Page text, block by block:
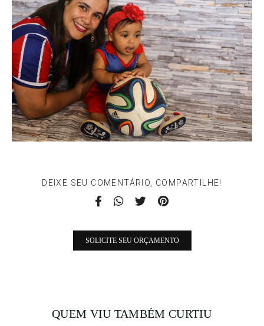
DEIXE SEU COMENTÁRIO, COMPARTILHE!
SOLICITE SEU ORÇAMENTO
QUEM VIU TAMBÉM CURTIU